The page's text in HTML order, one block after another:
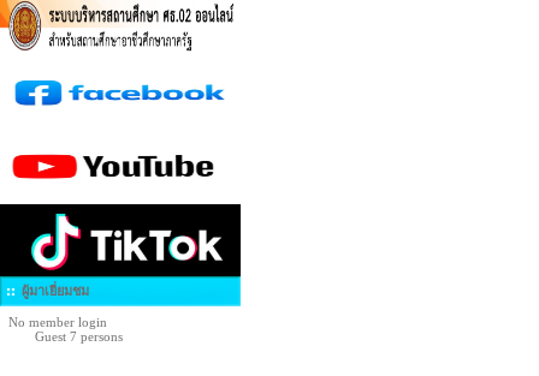
ผู้มาเยี่ยมชม
No member login
Guest 7 persons